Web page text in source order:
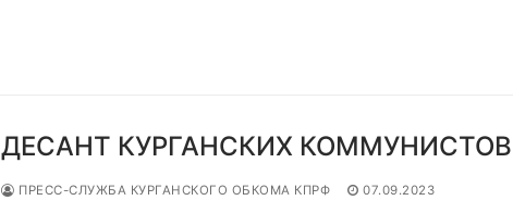
ДЕСАНТ КУРГАНСКИХ КОММУНИСТОВ
ПРЕСС-СЛУЖБА КУРГАНСКОГО ОБКОМА КПРФ 07.09.2023